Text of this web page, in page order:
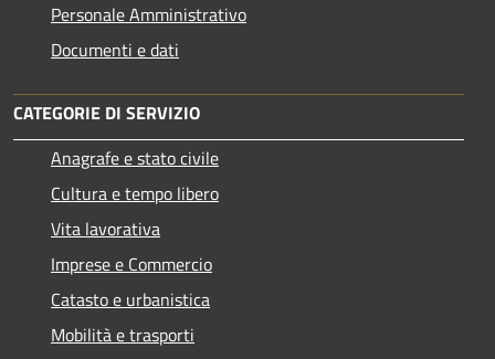
Personale Amministrativo
Documenti e dati
CATEGORIE DI SERVIZIO
Anagrafe e stato civile
Cultura e tempo libero
Vita lavorativa
Imprese e Commercio
Catasto e urbanistica
Mobilità e trasporti